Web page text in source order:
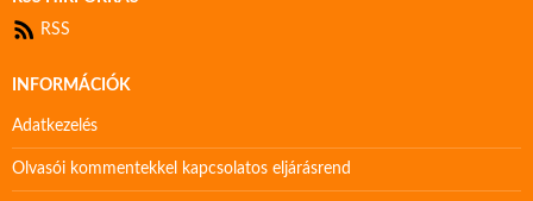
RSS
INFORMÁCIÓK
Adatkezelés
Olvasói kommentekkel kapcsolatos eljárásrend